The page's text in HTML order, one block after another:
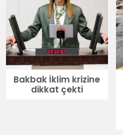
Bakbak İklim krizine
dikkat çekti